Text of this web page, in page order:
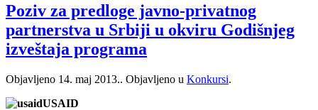
Poziv za predloge javno-privatnog
partnerstva u Srbiji u okviru Godišnjeg
izveštaja programa
Objavljeno 14. maj 2013.. Objavljeno u Konkursi.
USAID